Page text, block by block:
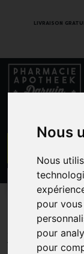
Nous
Nous
pour
pour
pour
LIVRAISON
WALA